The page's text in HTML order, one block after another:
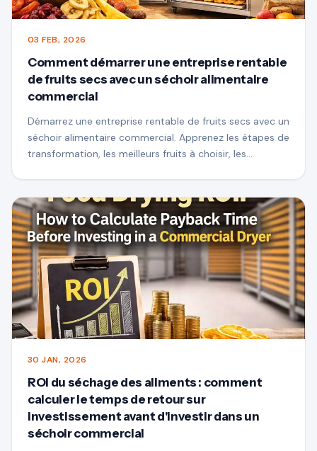
03 FEB, 2026
Comment démarrer une entreprise rentable
de fruits secs avec un séchoir alimentaire
commercial
Démarrez une entreprise rentable de fruits secs avec un
séchoir alimentaire commercial. Apprenez les étapes de
transformation, les meilleurs fruits à choisir, les
de conservation et son potentiel d’exportation.
30 JAN, 2026
ROI du séchage des aliments : comment
calculer le temps de retour sur
investissement avant d'investir dans un
séchoir commercial